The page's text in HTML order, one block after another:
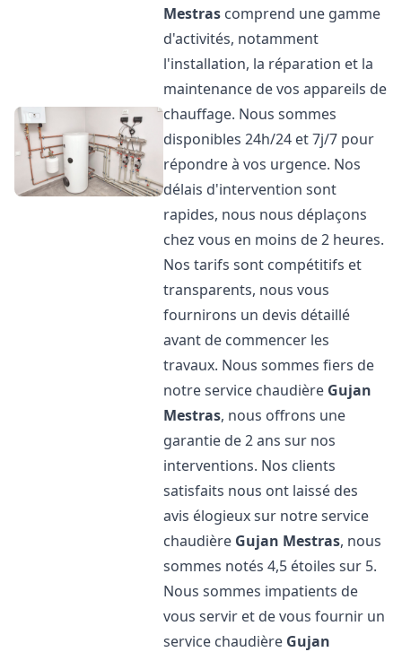
Mestras comprend une gamme
d'activités, notamment
l'installation, la réparation et la
maintenance de vos appareils de
chauffage. Nous sommes
disponibles 24h/24 et 7j/7 pour
répondre à vos urgence. Nos
délais d'intervention sont
rapides, nous nous déplaçons
chez vous en moins de 2 heures.
Nos tarifs sont compétitifs et
transparents, nous vous
fournirons un devis détaillé
avant de commencer les
travaux. Nous sommes fiers de
notre service chaudière Gujan
Mestras, nous offrons une
garantie de 2 ans sur nos
interventions. Nos clients
satisfaits nous ont laissé des
avis élogieux sur notre service
chaudière Gujan Mestras, nous
sommes notés 4,5 étoiles sur 5.
Nous sommes impatients de
vous servir et de vous fournir un
service chaudière Gujan